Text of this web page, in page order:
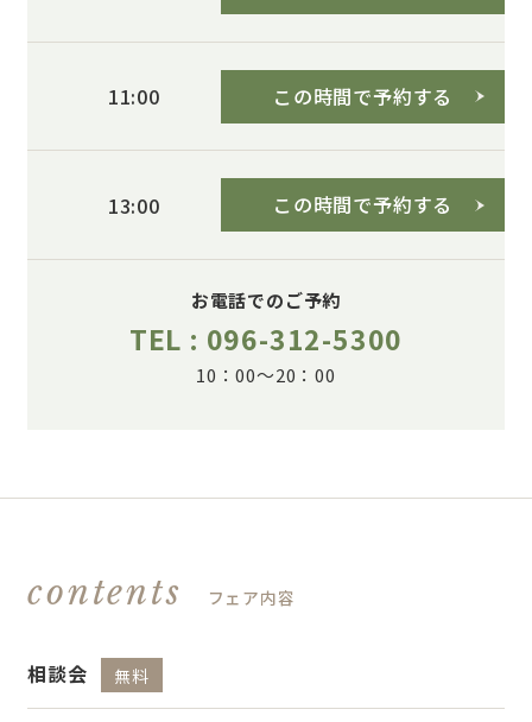
11:00 この時間で予約する
13:00 この時間で予約する
お電話でのご予約
TEL : 096-312-5300
10：00～20：00
contents フェア内容
相談会 無料